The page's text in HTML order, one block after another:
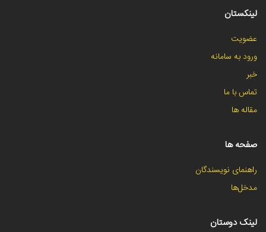
لینکستان
عضویت
ورود به سامانه
خبر
تماس با ما
مقاله ها
صفحه ها
راهنمای نویسندگان
مدخل‌ها
لینک دوستان